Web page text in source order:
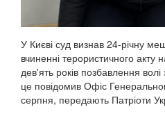
У Києві суд визнав 24-річну
вчиненні терористичного акту
дев'ять років позбавлення
це повідомив Офіс
серпня, передають Патріоти